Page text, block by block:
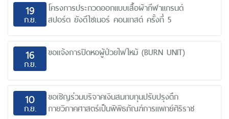
19
ก.ย.
โครงการประกวดออกแบบเสื้อผ้ากีฬาแกรนด์
สปอร์ต ยังดีไซเนอร์ คอนเทสต์ ครั้งที่ 5
16
ก.ย.
ขอแจ้งการปิดหอผู้ป่วยไฟไหม้ (BURN UNIT)
10
ก.ย.
ขอเชิญร่วมบริจาคเงินสมทบทุนปรับปรุงตึก
กายวิภาคศาสตร์เป็นพิพิธภัณฑ์การแพทย์ศิริราช